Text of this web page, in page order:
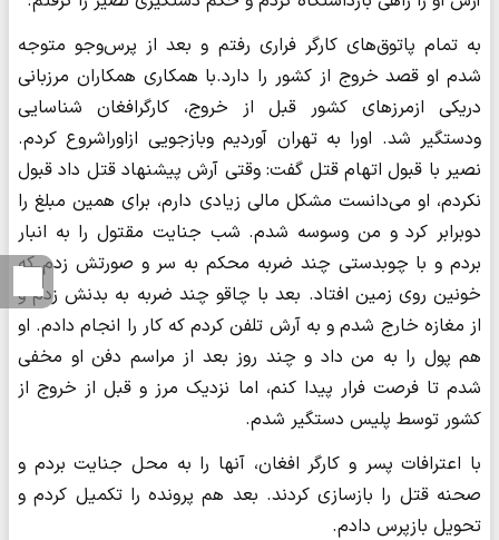
به تمام پاتوق‌های کارگر فراری رفتم و بعد از پرس‌وجو متوجه
شدم او قصد خروج از کشور را دارد.با همکاری همکاران مرزبانی
دریکی ازمرزهای کشور قبل از خروج، کارگرافغان شناسایی
ودستگیر شد. اورا به تهران آوردیم وبازجویی ازاوراشروع کردم.
نصیر با قبول اتهام قتل گفت: وقتی آرش پیشنهاد قتل داد قبول
نکردم، او می‌دانست مشکل مالی زیادی دارم، برای همین مبلغ را
دوبرابر کرد و من وسوسه شدم. شب جنایت مقتول را به انبار
بردم و با چوبدستی چند ضربه محکم به سر و صورتش زدم که
خونین روی زمین افتاد. بعد با چاقو چند ضربه به بدنش زدم و
از مغازه خارج شدم و به آرش تلفن کردم که کار را انجام دادم. او
هم پول را به من داد و چند روز بعد از مراسم دفن او مخفی
شدم تا فرصت فرار پیدا کنم، اما نزدیک مرز و قبل از خروج از
کشور توسط پلیس دستگیر شدم.
با اعترافات پسر و کارگر افغان، آنها را به محل جنایت بردم و
صحنه قتل را بازسازی کردند. بعد هم پرونده را تکمیل کردم و
تحویل بازپرس دادم.